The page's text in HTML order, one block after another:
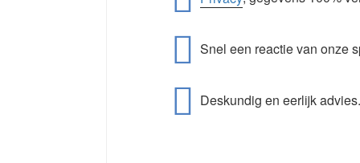
Snel een reactie van onze
Deskundig en eerlijk advies.